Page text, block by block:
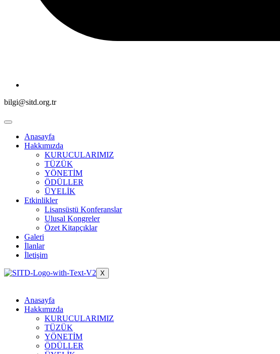
bilgi@sitd.org.tr
Anasayfa
Hakkımızda
KURUCULARIMIZ
TÜZÜK
YÖNETİM
ÖDÜLLER
ÜYELİK
Etkinlikler
Lisansüstü Konferanslar
Ulusal Kongreler
Özet Kitapçıklar
Galeri
İlanlar
İletişim
X
Anasayfa
Hakkımızda
KURUCULARIMIZ
TÜZÜK
YÖNETİM
ÖDÜLLER